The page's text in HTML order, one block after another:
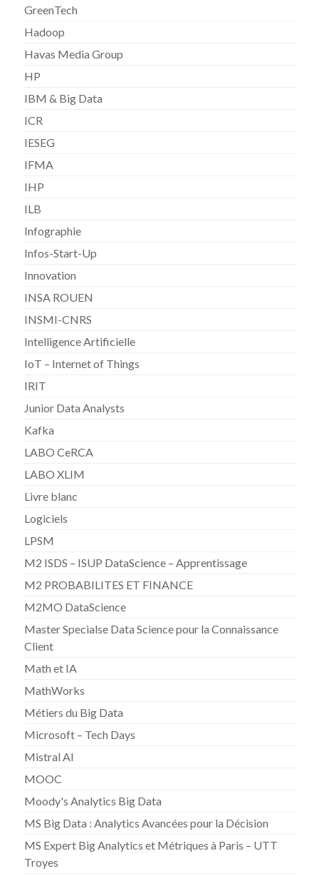
GreenTech
Hadoop
Havas Media Group
HP
IBM & Big Data
ICR
IESEG
IFMA
IHP
ILB
Infographie
Infos-Start-Up
Innovation
INSA ROUEN
INSMI-CNRS
Intelligence Artificielle
IoT – Internet of Things
IRIT
Junior Data Analysts
Kafka
LABO CeRCA
LABO XLIM
Livre blanc
Logiciels
LPSM
M2 ISDS – ISUP DataScience – Apprentissage
M2 PROBABILITES ET FINANCE
M2MO DataScience
Master Specialse Data Science pour la Connaissance
Client
Math et IA
MathWorks
Métiers du Big Data
Microsoft – Tech Days
Mistral AI
MOOC
Moody's Analytics Big Data
MS Big Data : Analytics Avancées pour la Décision
MS Expert Big Analytics et Métriques à Paris – UTT
Troyes